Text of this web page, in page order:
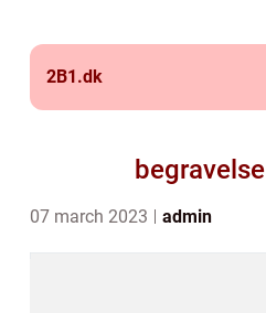
2B1.dk
07 march 2023 admin